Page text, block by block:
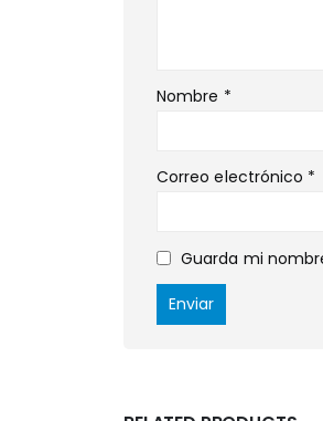
Nombre *
Correo electrónico *
Guarda mi